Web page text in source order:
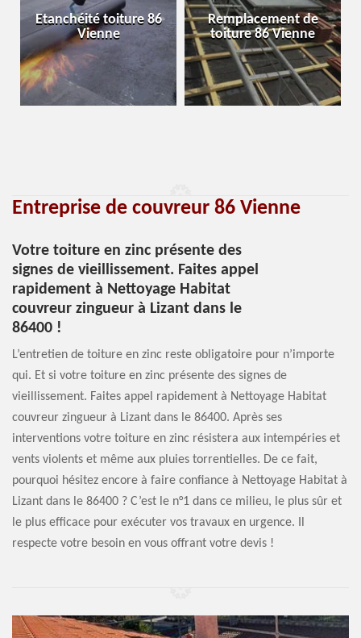
Etanchéité toiture 86
Vienne
Remplacement de
toiture 86 Vienne
Entreprise de couvreur 86 Vienne
Votre toiture en zinc présente des
signes de vieillissement. Faites appel
rapidement à Nettoyage Habitat
couvreur zingueur à Lizant dans le
86400 !
L’entretien de toiture en zinc reste obligatoire pour n’importe
qui. Et si votre toiture en zinc présente des signes de
vieillissement. Faites appel rapidement à Nettoyage Habitat
couvreur zingueur à Lizant dans le 86400. Après ses
interventions votre toiture en zinc résistera aux intempéries et
vents violents et même aux pluies torrentielles. De ce fait,
pourquoi hésitez encore à faire confiance à Nettoyage Habitat à
Lizant dans le 86400 ? C’est le n°1 dans ce milieu, le plus sûr et
le plus efficace pour exécuter vos travaux en urgence. Il
respecte votre besoin en vous offrant votre devis !